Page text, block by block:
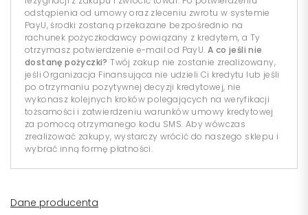
odstąpienia od umowy oraz zleceniu zwrotu w systemie
PayU, środki zostaną przekazane bezpośrednio na
rachunek pożyczkodawcy powiązany z kredytem, a Ty
otrzymasz potwierdzenie e-mail od PayU. A co jeśli nie
dostanę pożyczki? Twój zakup nie zostanie zrealizowany,
jeśli Organizacja Finansująca nie udzieli Ci kredytu lub jeśli
po otrzymaniu pozytywnej decyzji kredytowej, nie
wykonasz kolejnych kroków polegających na weryfikacji
tożsamości i zatwierdzeniu warunków umowy kredytowej
za pomocą otrzymanego kodu SMS. Aby wówczas
zrealizować zakupy, wystarczy wrócić do naszego sklepu i
wybrać inną formę płatności.
Dane producenta